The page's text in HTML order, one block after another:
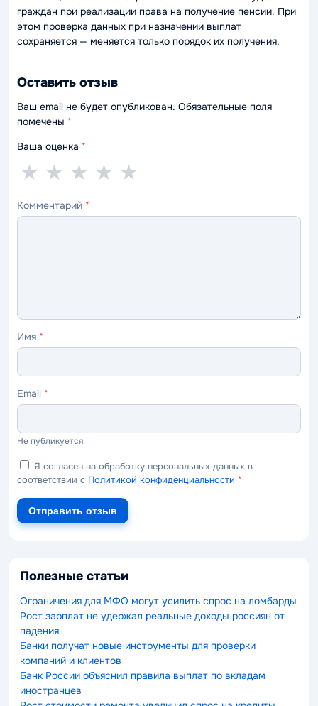
граждан при реализации права на получение пенсии. При
этом проверка данных при назначении выплат
сохраняется — меняется только порядок их получения.
Оставить отзыв
Ваш email не будет опубликован. Обязательные поля
помечены *
Ваша оценка *
5
—
★
4
—
★
3
—
★
2
—
★
1
—
★
Комментарий *
Имя *
Email *
Не публикуется.
Я согласен на обработку персональных данных в
соответствии с Политикой конфиденциальности *
Отправить отзыв
Полезные статьи
Ограничения для МФО могут усилить спрос на ломбарды
Рост зарплат не удержал реальные доходы россиян от
падения
Банки получат новые инструменты для проверки
компаний и клиентов
Банк России объяснил правила выплат по вкладам
иностранцев